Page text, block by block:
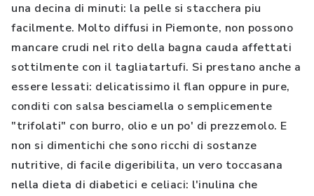
una decina di minuti: la pelle si stacchera piu
facilmente. Molto diffusi in Piemonte, non possono
mancare crudi nel rito della bagna cauda affettati
sottilmente con il tagliatartufi. Si prestano anche a
essere lessati: delicatissimo il flan oppure in pure,
conditi con salsa besciamella o semplicemente
"trifolati" con burro, olio e un po' di prezzemolo. E
non si dimentichi che sono ricchi di sostanze
nutritive, di facile digeribilita, un vero toccasana
nella dieta di diabetici e celiaci: l'inulina che